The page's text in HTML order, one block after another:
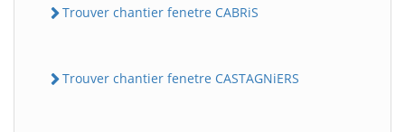
Trouver chantier fenetre CABRiS
Trouver chantier fenetre CASTAGNiERS